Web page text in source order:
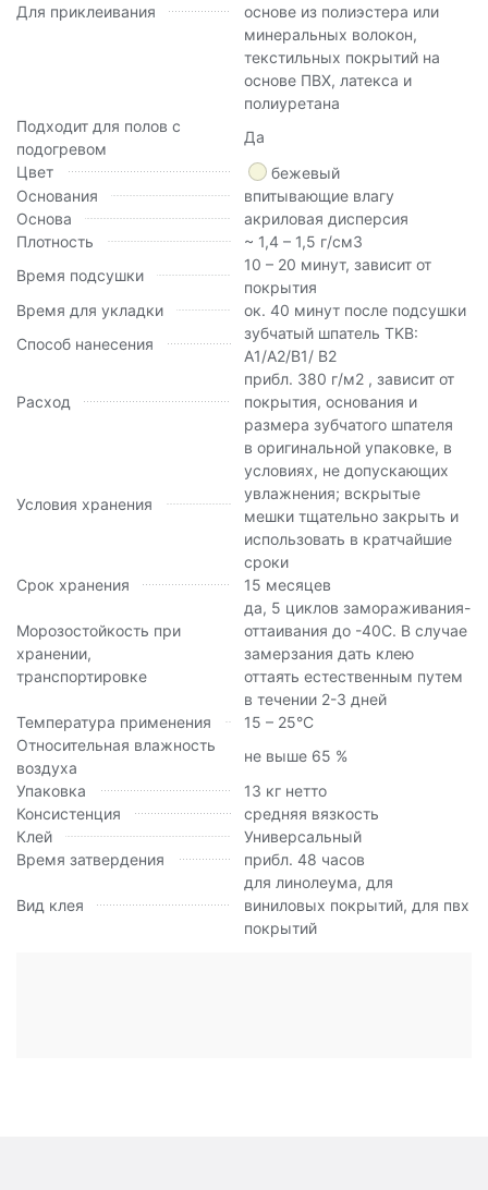
Для приклеивания
основе из полиэстера или
минеральных волокон,
текстильных покрытий на
основе ПВХ, латекса и
полиуретана
Подходит для полов с
подогревом
Да
Цвет
бежевый
Основания
впитывающие влагу
Основа
акриловая дисперсия
Плотность
~ 1,4 – 1,5 г/см3
Время подсушки
10 – 20 минут, зависит от
покрытия
Время для укладки
ок. 40 минут после подсушки
Способ нанесения
зубчатый шпатель TKB:
A1/A2/B1/ B2
Расход
прибл. 380 г/м2 , зависит от
покрытия, основания и
размера зубчатого шпателя
Условия хранения
в оригинальной упаковке, в
условиях, не допускающих
увлажнения; вскрытые
мешки тщательно закрыть и
использовать в кратчайшие
сроки
Срок хранения
15 месяцев
Морозостойкость при
хранении,
транспортировке
да, 5 циклов замораживания-
оттаивания до -40С. В случае
замерзания дать клею
оттаять естественным путем
в течении 2-3 дней
Температура применения
15 – 25°С
Относительная влажность
воздуха
не выше 65 %
Упаковка
13 кг нетто
Консистенция
средняя вязкость
Клей
Универсальный
Время затвердения
прибл. 48 часов
Вид клея
для линолеума, для
виниловых покрытий, для пвх
покрытий